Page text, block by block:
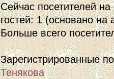
Сейчас посетителей
гостей: 1 (основано на
Больше всего
Зарегистрированные
Тенякова